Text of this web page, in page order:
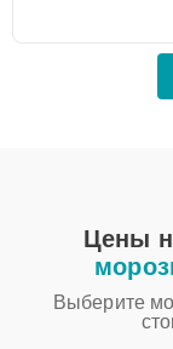
Цены
Выберите